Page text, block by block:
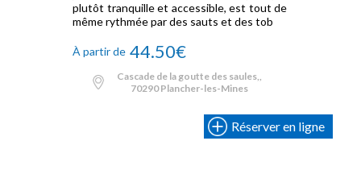
plutôt tranquille et accessible, est tout de
même rythmée par des sauts et des tob
À partir de 44.50€
Cascade de la goutte des saules,,
70290 Plancher-les-Mines
Réserver en ligne